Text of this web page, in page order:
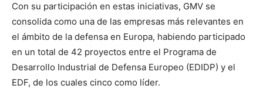
Con su participación en estas iniciativas, GMV se
consolida como una de las empresas más relevantes en
el ámbito de la defensa en Europa, habiendo participado
en un total de 42 proyectos entre el Programa de
Desarrollo Industrial de Defensa Europeo (EDIDP) y el
EDF, de los cuales cinco como líder.